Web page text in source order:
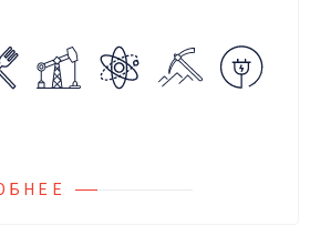
жидкости, возникающих в
системах.